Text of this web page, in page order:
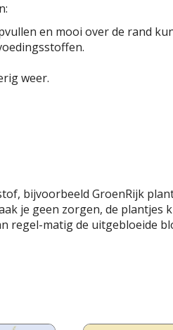
en mooi over de rand
weer.
bijvoorbeeld GroenRijk
je geen zorgen, de plantjes
regel-matig de uitgebloeide